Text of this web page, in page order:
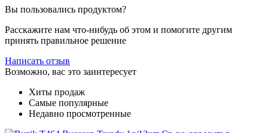
Вы пользовались продуктом?
Расскажите нам что-нибудь об этом и помогите другим
принять правильное решение
Написать отзыв
Возможно, вас это заинтересует
Хиты продаж
Самые популярные
Недавно просмотренные